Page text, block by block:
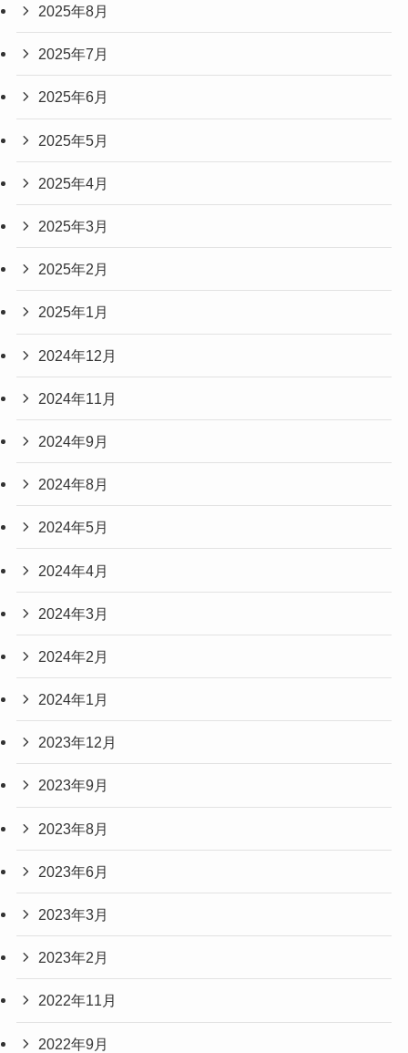
2025年8月
2025年7月
2025年6月
2025年5月
2025年4月
2025年3月
2025年2月
2025年1月
2024年12月
2024年11月
2024年9月
2024年8月
2024年5月
2024年4月
2024年3月
2024年2月
2024年1月
2023年12月
2023年9月
2023年8月
2023年6月
2023年3月
2023年2月
2022年11月
2022年9月